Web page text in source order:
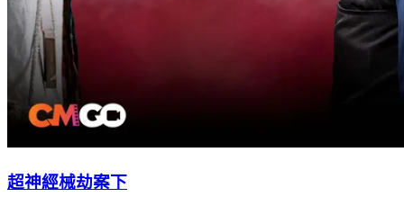
超神經械劫案下